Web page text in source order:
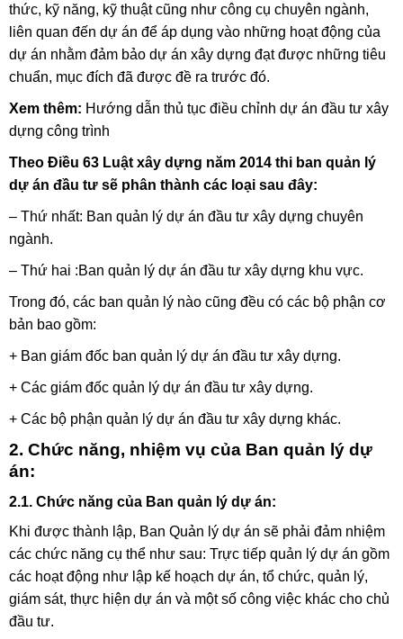
thức, kỹ năng, kỹ thuật cũng như công cụ chuyên ngành,
liên quan đến dự án để áp dụng vào những hoạt động của
dự án nhằm đảm bảo dự án xây dựng đạt được những tiêu
chuẩn, mục đích đã được đề ra trước đó.
Xem thêm: Hướng dẫn thủ tục điều chỉnh dự án đầu tư xây
dựng công trình
Theo Điều 63 Luật xây dựng năm 2014 thi ban quản lý
dự án đầu tư sẽ phân thành các loại sau đây:
– Thứ nhất: Ban quản lý dự án đầu tư xây dựng chuyên
ngành.
– Thứ hai :Ban quản lý dự án đầu tư xây dựng khu vực.
Trong đó, các ban quản lý nào cũng đều có các bộ phận cơ
bản bao gồm:
+ Ban giám đốc ban quản lý dự án đầu tư xây dựng.
+ Các giám đốc quản lý dự án đầu tư xây dựng.
+ Các bộ phận quản lý dự án đầu tư xây dựng khác.
2. Chức năng, nhiệm vụ của Ban quản lý dự
án:
2.1. Chức năng của Ban quản lý dự án:
Khi được thành lập, Ban Quản lý dự án sẽ phải đảm nhiệm
các chức năng cụ thể như sau: Trực tiếp quản lý dự án gồm
các hoạt động như lập kế hoạch dự án, tổ chức, quản lý,
giám sát, thực hiện dự án và một số công việc khác cho chủ
đầu tư.